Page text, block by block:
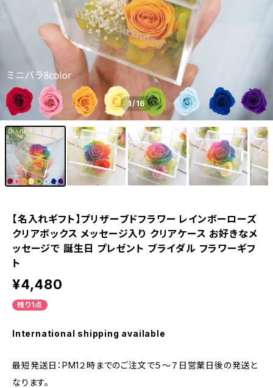
1/16
【名入れギフト】プリザーブドフラワー レインボーローズ
クリアボックス メッセージ入り クリアケース お好きなメ
ッセージで 誕生日 プレゼント ブライダル フラワーギフ
ト
¥4,480
残り1点
International shipping available
最短発送日：PM1２時までのご注文で５～７日営業日後の発送と
なります。